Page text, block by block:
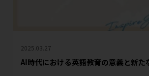
2025.03.27
AI時代における英語教育の意義と新た